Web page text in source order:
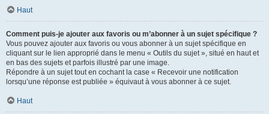
Haut
Comment puis-je ajouter aux favoris ou m’abonner à un sujet spécifique ?
Vous pouvez ajouter aux favoris ou vous abonner à un sujet spécifique en
cliquant sur le lien approprié dans le menu « Outils du sujet », situé en haut et
en bas des sujets et parfois illustré par une image.
Répondre à un sujet tout en cochant la case « Recevoir une notification
lorsqu’une réponse est publiée » équivaut à vous abonner à ce sujet.
Haut